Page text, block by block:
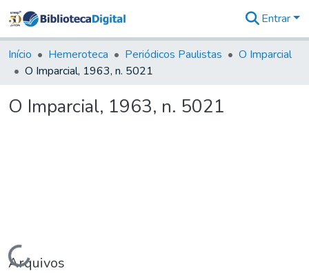
&
Coleções
Tudo na
Digital
Entrar
Início Hemeroteca Periódicos Paulistas
O Imparcial
O Imparcial, 1963, n. 5021
O Imparcial, 1963, n. 5021
Carregando...
Arquivos